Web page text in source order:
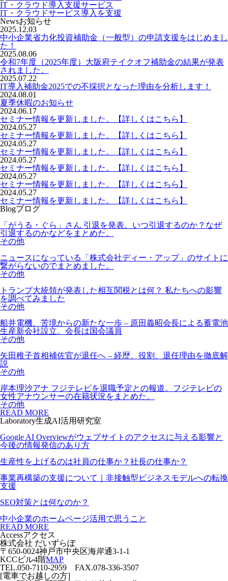
IT・クラウド導入支援サービス
IT・クラウドサービス導入を支援
Newsお知らせ
2025.12.03
中小企業省力化投資補助金（一般型）の申請支援をはじめまし
た！
2025.08.06
令和7年度（2025年度）大阪府テイクオフ補助金の結果が発表
されました。
2025.07.22
IT導入補助金2025での不採択となった理由を分析します！
2024.08.01
夏季休暇のお知らせ
2024.06.17
セミナー情報を更新しました。【詳しくはこちら】
2024.05.27
セミナー情報を更新しました。【詳しくはこちら】
2024.05.27
セミナー情報を更新しました。【詳しくはこちら】
2024.05.27
セミナー情報を更新しました。【詳しくはこちら】
2024.05.27
セミナー情報を更新しました。【詳しくはこちら】
2024.05.27
セミナー情報を更新しました。【詳しくはこちら】
Blogブログ
「がうる・ぐら」さん 引退を発表。いつ引退するのか？なぜ
引退するのかなどをまとめた。
その他
ニュースになっている「株式会社ディー・アップ」のサイトに
繋がらないのでまとめました。
その他
トランプ大統領が発表した相互関税とは何？ 私たちへの影響
を調べてみました
その他
船井電機、苦境からの新たな一歩 – 原田義昭会長による蓄電池
生産新会社設立。会長は国会議員
その他
矢田稚子首相補佐官が退任へ – 経歴、役割、退任理由を徹底解
説
その他
岸本理沙アナ フジテレビを退職予定との報道。フジテレビの
女性アナウンサーの在籍状況をまとめた。
その他
READ MORE
Laboratory生成AI活用研究室
Google AI Overviewがウェブサイトのアクセスに与える影響と
今後の情報発信のあり方
生産性を上げるのは社員の仕事か？社長の仕事か？
事業再構築の支援について｜非接触型ビジネスモデルへの転換
支援
SEO対策とは何なのか？
中小企業のホームページ活用で思うこと
READ MORE
Accessアクセス
株式会社 だいずらぼ
〒650-0024神戸市中央区海岸通3-1-1
KCCビル4階MAP
TEL.050-7110-2959 FAX.078-336-3507
[電車でお越しの方]